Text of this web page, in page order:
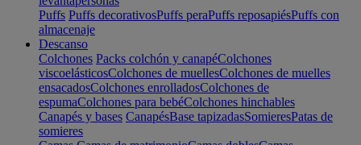
Puffs Puffs decorativosPuffs peraPuffs reposapiésPuffs con
almacenaje
Descanso
Colchones Packs colchón y canapéColchones
viscoelásticosColchones de muellesColchones de muelles
ensacadosColchones enrolladosColchones de
espumaColchones para bebéColchones hinchables
Canapés y bases CanapésBase tapizadasSomieresPatas de
somieres